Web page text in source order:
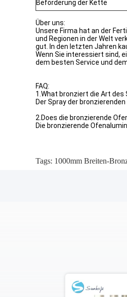
Beförderung der Kette
Über uns:
Unsere Firma hat an der
und Regionen in der Welt
gut. In den letzten Jahren
Wenn Sie interessiert sind,
dem besten Service und
FAQ:
1.What bronziert die Art
Der Spray der
2.Does die bronzierende
Die bronzierende
Tags: 1000mm Breiten-